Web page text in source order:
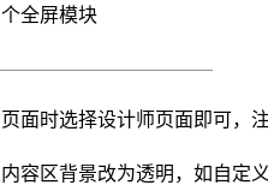
全屏模块
面时选择设计师页面即可
容区背景改为透明，如自定